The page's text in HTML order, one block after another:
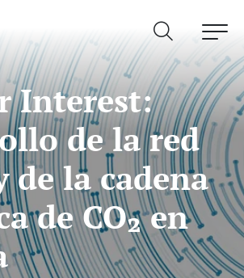
Interest:
de la red
de la cadena
de CO₂ en